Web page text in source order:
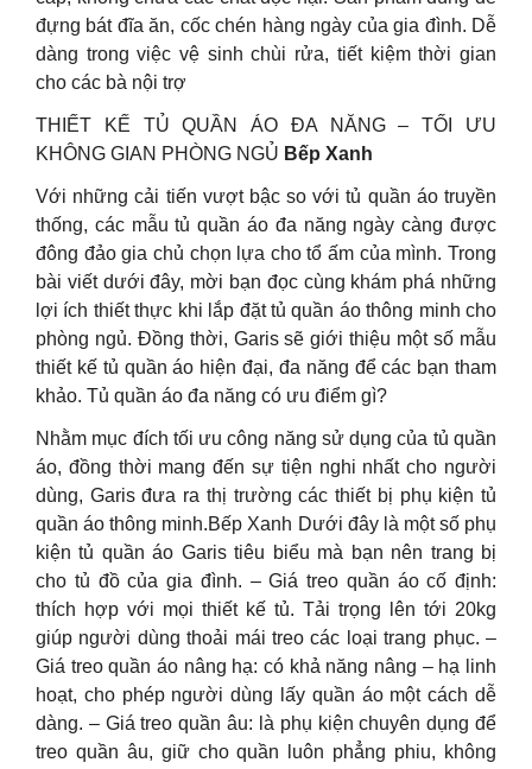
đựng bát đĩa ăn, cốc chén hàng ngày của gia đình. Dễ
dàng trong việc vệ sinh chùi rửa, tiết kiệm thời gian
cho các bà nội trợ
THIẾT KẾ TỦ QUẦN ÁO ĐA NĂNG – TỐI ƯU
KHÔNG GIAN PHÒNG NGỦ Bếp Xanh
Với những cải tiến vượt bậc so với tủ quần áo truyền
thống, các mẫu tủ quần áo đa năng ngày càng được
đông đảo gia chủ chọn lựa cho tổ ấm của mình. Trong
bài viết dưới đây, mời bạn đọc cùng khám phá những
lợi ích thiết thực khi lắp đặt tủ quần áo thông minh cho
phòng ngủ. Đồng thời, Garis sẽ giới thiệu một số mẫu
thiết kế tủ quần áo hiện đại, đa năng để các bạn tham
khảo. Tủ quần áo đa năng có ưu điểm gì?
Nhằm mục đích tối ưu công năng sử dụng của tủ quần
áo, đồng thời mang đến sự tiện nghi nhất cho người
dùng, Garis đưa ra thị trường các thiết bị phụ kiện tủ
quần áo thông minh.Bếp Xanh Dưới đây là một số phụ
kiện tủ quần áo Garis tiêu biểu mà bạn nên trang bị
cho tủ đồ của gia đình. – Giá treo quần áo cố định:
thích hợp với mọi thiết kế tủ. Tải trọng lên tới 20kg
giúp người dùng thoải mái treo các loại trang phục. –
Giá treo quần áo nâng hạ: có khả năng nâng – hạ linh
hoạt, cho phép người dùng lấy quần áo một cách dễ
dàng. – Giá treo quần âu: là phụ kiện chuyên dụng để
treo quần âu, giữ cho quần luôn phẳng phiu, không